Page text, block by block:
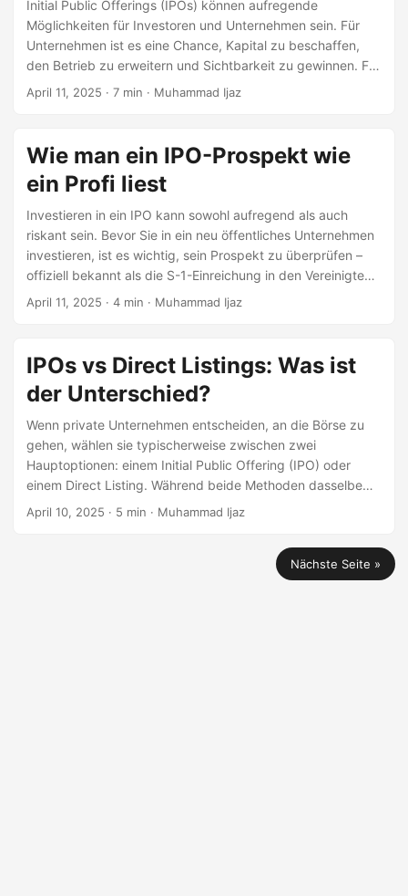
Bewertungsstrategien in verschiedenen Sektoren
beeinflussen.
Initial Public Offerings (IPOs) können aufregende
Möglichkeiten für Investoren und Unternehmen sein. Für
Unternehmen ist es eine Chance, Kapital zu beschaffen,
den Betrieb zu erweitern und Sichtbarkeit zu gewinnen. Für
Investoren ist es das Versprechen, früh in das nächste
scheitern miserabel. Warum gehen einige IPOs von heiß
erwarteten Angeboten zu Marktflops? Lassen Sie uns die
häufigsten Warnsignale erkunden, die oft auf Probleme bei
April 11, 2025 · 7 min · Muhammad Ijaz
Wie man ein IPO-Prospekt wie
ein Profi liest
Investieren in ein IPO kann sowohl aufregend als auch
riskant sein. Bevor Sie in ein neu öffentliches Unternehmen
investieren, ist es wichtig, sein Prospekt zu überprüfen –
offiziell bekannt als die S-1-Einreichung in den Vereinigten
Staaten. Dieses rechtliche Dokument, das bei der
informierte Entscheidung zu treffen. Aber bei Dutzenden
(manchmal Hunderte) von Seiten voller Fachjargon, wo
fangen Sie an?
April 11, 2025 · 4 min · Muhammad Ijaz
IPOs vs Direct Listings: Was ist
der Unterschied?
Wenn private Unternehmen entscheiden, an die Börse zu
gehen, wählen sie typischerweise zwischen zwei
Hauptoptionen: einem Initial Public Offering (IPO) oder
einem Direct Listing. Während beide Methoden dasselbe
Endziel erreichen – die Aktien für den öffentlichen Handel
Bezug auf Prozess, Kosten, regulatorische Verpflichtungen
und strategische Implikationen. Diese Unterschiede zu
verstehen, ist entscheidend für Investoren und Gründer.
April 10, 2025 · 5 min · Muhammad Ijaz
Nächste Seite »